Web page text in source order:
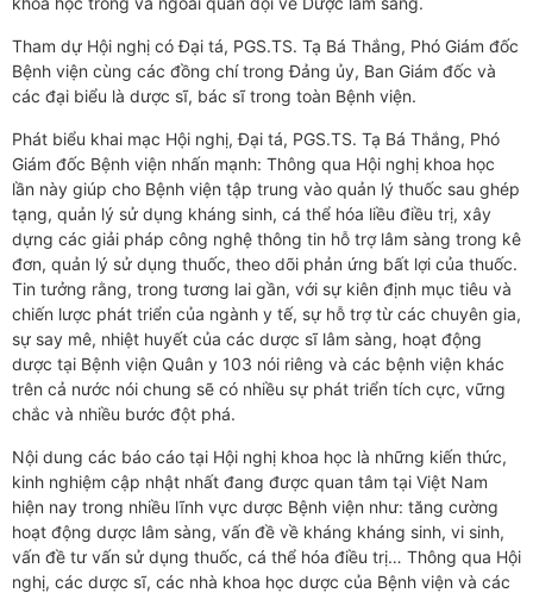
Tham dự Hội nghị có Đại tá, PGS.TS. Tạ Bá Thắng, Phó Giám đốc
Bệnh viện cùng các đồng chí trong Đảng ủy, Ban Giám đốc và
các đại biểu là dược sĩ, bác sĩ trong toàn Bệnh viện.
Phát biểu khai mạc Hội nghị, Đại tá, PGS.TS. Tạ Bá Thắng, Phó
Giám đốc Bệnh viện nhấn mạnh: Thông qua Hội nghị khoa học
lần này giúp cho Bệnh viện tập trung vào quản lý thuốc sau ghép
tạng, quản lý sử dụng kháng sinh, cá thể hóa liều điều trị, xây
dựng các giải pháp công nghệ thông tin hỗ trợ lâm sàng trong kê
đơn, quản lý sử dụng thuốc, theo dõi phản ứng bất lợi của thuốc.
Tin tưởng rằng, trong tương lai gần, với sự kiên định mục tiêu và
chiến lược phát triển của ngành y tế, sự hỗ trợ từ các chuyên gia,
sự say mê, nhiệt huyết của các dược sĩ lâm sàng, hoạt động
dược tại Bệnh viện Quân y 103 nói riêng và các bệnh viện khác
trên cả nước nói chung sẽ có nhiều sự phát triển tích cực, vững
chắc và nhiều bước đột phá.
Nội dung các báo cáo tại Hội nghị khoa học là những kiến thức,
kinh nghiệm cập nhật nhất đang được quan tâm tại Việt Nam
hiện nay trong nhiều lĩnh vực dược Bệnh viện như: tăng cường
hoạt động dược lâm sàng, vấn đề về kháng kháng sinh, vi sinh,
vấn đề tư vấn sử dụng thuốc, cá thể hóa điều trị… Thông qua Hội
nghị, các dược sĩ, các nhà khoa học dược của Bệnh viện và các